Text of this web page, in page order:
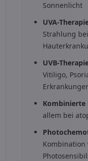
Sonnenlicht
UVA-
Strahlung
UVB-
Vitiligo,
Kombinierte
allem bei
Kombination